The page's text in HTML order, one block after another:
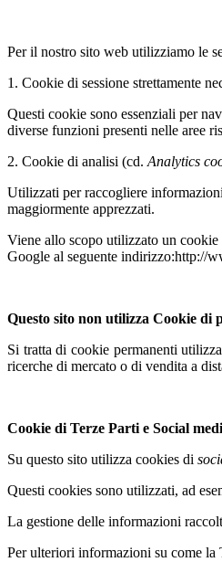
Per il nostro sito web utilizziamo le
1. Cookie di sessione strettamente
Questi cookie sono essenziali per
diverse funzioni presenti nelle aree
2. Cookie di analisi (cd. Analytics
Utilizzati per raccogliere
maggiormente apprezzati.
Viene allo scopo utilizzato un
Google al seguente indirizzo:http://
Questo sito non utilizza Cookie di
Si tratta di cookie permanenti
ricerche di mercato o di vendita a
Cookie di Terze Parti e Social
Su questo sito utilizza cookies di
Questi cookies sono utilizzati, ad
La gestione delle informazioni
Per ulteriori informazioni su come